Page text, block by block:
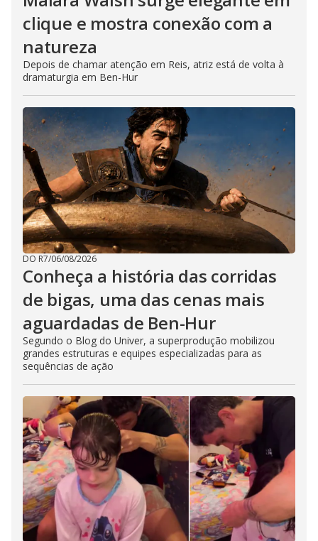
clique e mostra conexão com a
natureza
Depois de chamar atenção em Reis, atriz está de volta à
dramaturgia em Ben-Hur
DO R7/06/08/2026
Conheça a história das corridas
de bigas, uma das cenas mais
aguardadas de Ben-Hur
Segundo o Blog do Univer, a superprodução mobilizou
grandes estruturas e equipes especializadas para as
sequências de ação